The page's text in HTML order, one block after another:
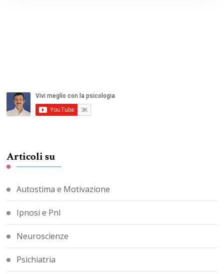
Articoli su
Autostima e Motivazione
Ipnosi e Pnl
Neuroscienze
Psichiatria